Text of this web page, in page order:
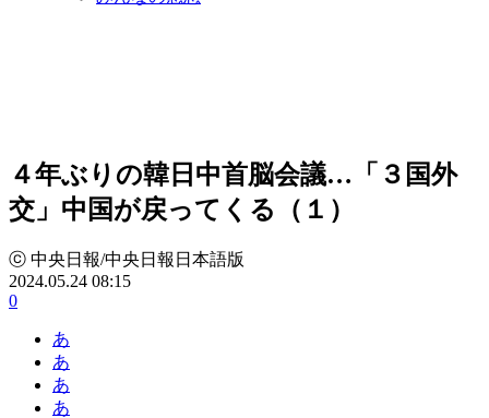
４年ぶりの韓日中首脳会議…「３国外
交」中国が戻ってくる（１）
ⓒ 中央日報/中央日報日本語版
2024.05.24 08:15
0
あ
あ
あ
あ